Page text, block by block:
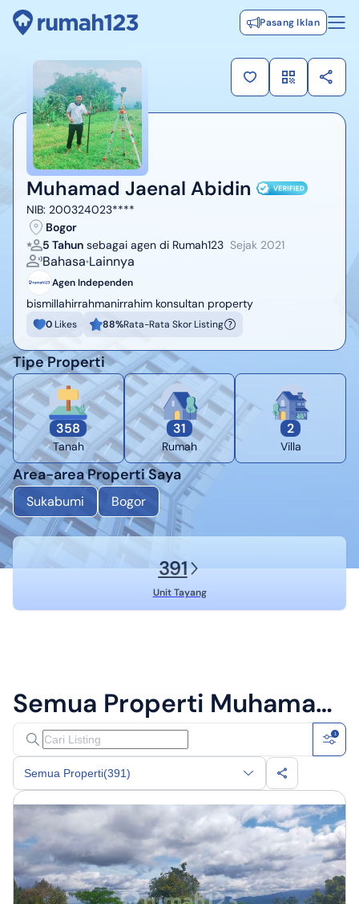
Pasang Iklan
Muhamad Jaenal Abidin
NIB: 200324023****
Bogor
5 Tahun sebagai agen di Rumah123 Sejak 2021
Bahasa Lainnya
Agen Independen
bismillahirrahmanirrahim konsultan property
0Likes 88%Rata-Rata Skor Listing
Tipe Properti
358
Tanah
31
Rumah
2
Villa
Area-area Properti Saya
Sukabumi Bogor
391
Unit Tayang
Semua Properti Muhamad Jaenal
1
Semua Properti(391)